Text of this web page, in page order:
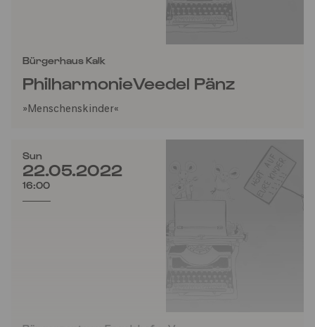
Bürgerhaus Kalk
PhilharmonieVeedel Pänz
»Menschenskinder«
Sun
22.05.2022
16:00